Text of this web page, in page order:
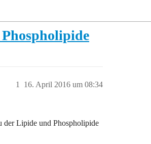
16. April 2016 um 08:34
1
der Lipide und Phospholipide